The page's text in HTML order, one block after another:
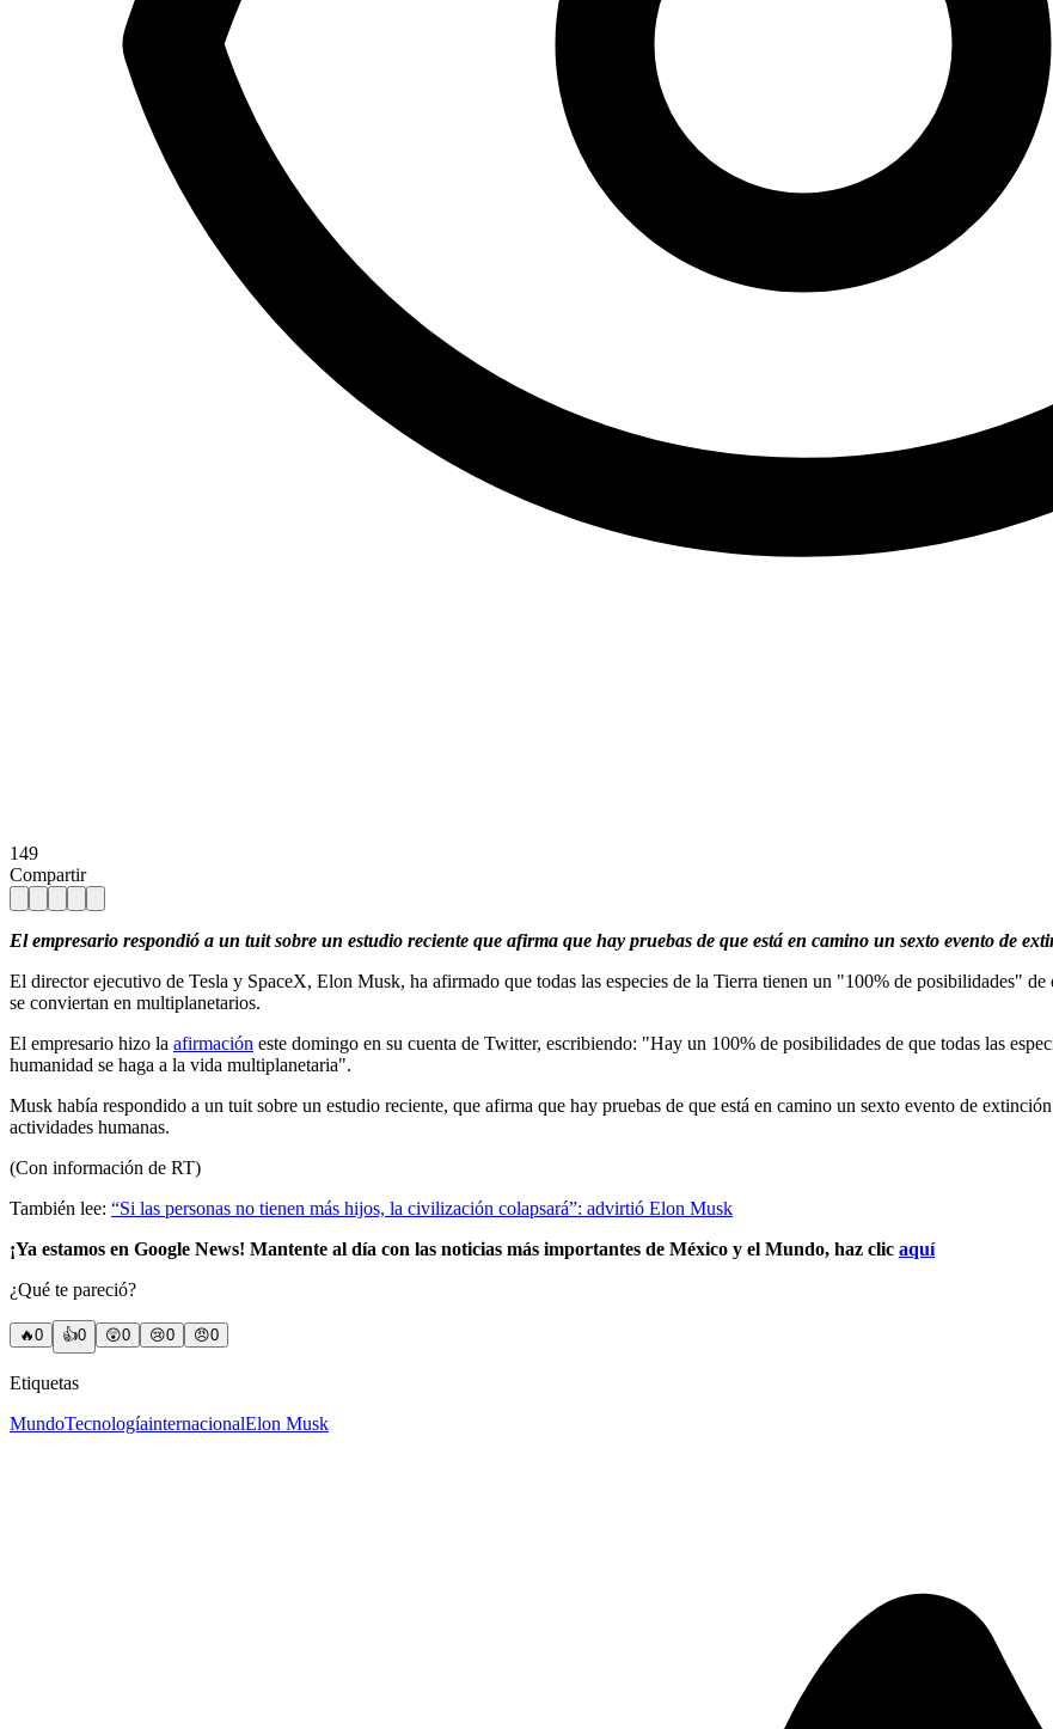
149
Compartir
El empresario respondió a un tuit sobre un estudio reciente que afirma que hay pruebas de que está en camino un sexto evento de
El director ejecutivo de Tesla y SpaceX, Elon Musk, ha afirmado que todas las especies de la Tierra tienen un "100% de posibilidades"
se conviertan en multiplanetarios.
El empresario hizo la afirmación este domingo en su cuenta de Twitter, escribiendo: "Hay un 100% de posibilidades de que todas las
humanidad se haga a la vida multiplanetaria".
Musk había respondido a un tuit sobre un estudio reciente, que afirma que hay pruebas de que está en camino un sexto evento de
actividades humanas.
(Con información de RT)
También lee: “Si las personas no tienen más hijos, la civilización colapsará”: advirtió Elon Musk
¡Ya estamos en Google News! Mantente al día con las noticias más importantes de México y el Mundo, haz clic aquí
¿Qué te pareció?
🔥0 👍0 😲0 😢0 😠0
Etiquetas
MundoTecnologíainternacionalElon Musk